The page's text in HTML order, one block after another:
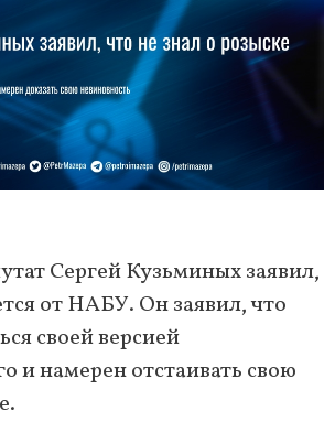
Сергей Кузьминых заявил,
от НАБУ. Он заявил, что
своей версией
и намерен отстаивать свою